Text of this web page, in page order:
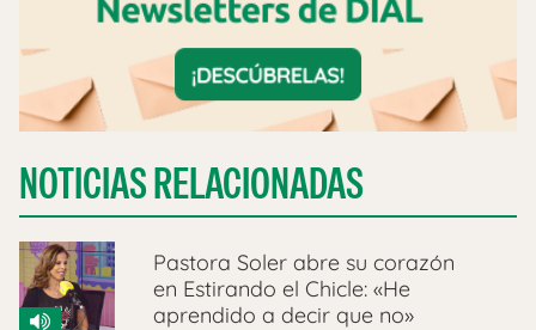
NOTICIAS RELACIONADAS
Pastora Soler abre su corazón
en Estirando el Chicle: «He
aprendido a decir que no»